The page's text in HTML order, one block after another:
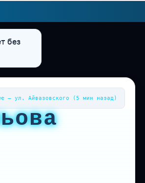
без
— ул. Айвазовского (5 мин назад)